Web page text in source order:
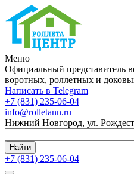
Меню
Официальный представитель
воротных, роллетных и
Написать в Telegram
+7 (831) 235-06-04
info@rolletann.ru
Нижний Новгород, ул.
Найти
+7 (831) 235-06-04